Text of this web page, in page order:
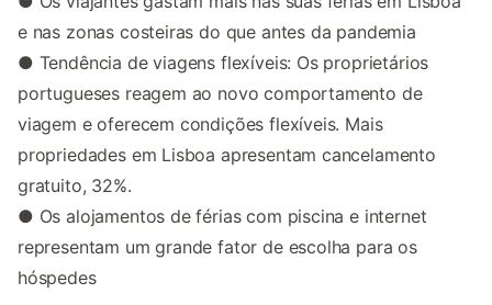
e nas zonas costeiras do que antes da pandemia
● Tendência de viagens flexíveis: Os proprietários
portugueses reagem ao novo comportamento de
viagem e oferecem condições flexíveis. Mais
propriedades em Lisboa apresentam cancelamento
gratuito, 32%.
● Os alojamentos de férias com piscina e internet
representam um grande fator de escolha para os
hóspedes